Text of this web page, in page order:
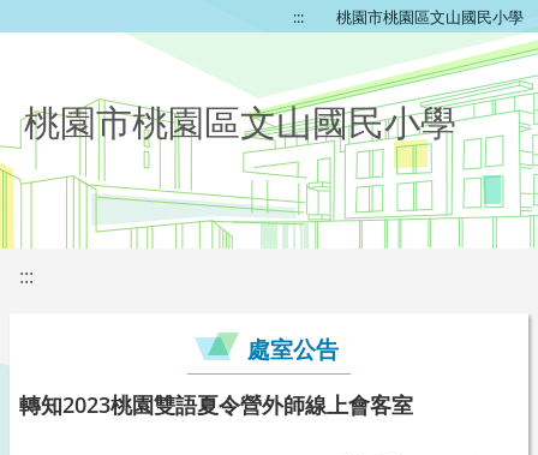
::: 桃園市桃園區文山國民小學
桃園市桃園區文山國民小學
:::
處室公告
轉知2023桃園雙語夏令營外師線上會客室